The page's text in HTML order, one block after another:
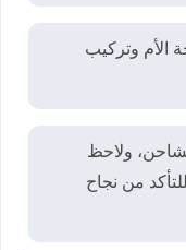
الأم وتركيب
ولاحظ
من نجاح